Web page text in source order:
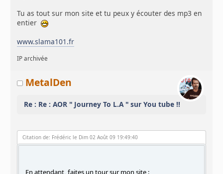
Tu as tout sur mon site et tu peux y écouter des mp3 en
entier
www.slama101.fr
IP archivée
MetalDen
Re : Re : AOR " Journey To L.A " sur You tube !!
Citation de: Frédéric le Dim 02 Août 09 19:49:40
En attendant, faites un tour sur mon site :